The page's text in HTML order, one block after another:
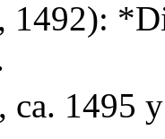
, 1492):
, ca. 1495